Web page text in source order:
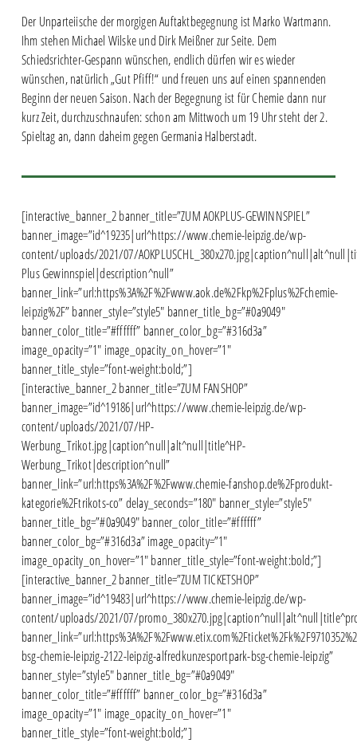
Der Unparteiische der morgigen Auftaktbegegnung ist Marko Wartmann.
Ihm stehen Michael Wilske und Dirk Meißner zur Seite. Dem
Schiedsrichter-Gespann wünschen, endlich dürfen wir es wieder
wünschen, natürlich „Gut Pfiff!“ und freuen uns auf einen spannenden
Beginn der neuen Saison. Nach der Begegnung ist für Chemie dann nur
kurz Zeit, durchzuschnaufen: schon am Mittwoch um 19 Uhr steht der 2.
Spieltag an, dann daheim gegen Germania Halberstadt.
[interactive_banner_2 banner_title=”ZUM AOKPLUS-GEWINNSPIEL”
banner_image=”id^19235|url^https://www.chemie-leipzig.de/wp-
content/uploads/2021/07/
Plus Gewinnspiel|description^null”
banner_link=”url:https%3A%2F%2Fwww.aok.de%2Fkp%2Fplus%2Fchemie-
leipzig%2F” banner_style=”style5″ banner_title_bg=”#0a9049″
banner_color_title=”#ffffff” banner_color_bg=”#316d3a”
image_opacity=”1″ image_opacity_on_hover=”1″
banner_title_style=”font-weight:bold;”]
[interactive_banner_2 banner_title=”ZUM FANSHOP”
banner_image=”id^19186|url^https://www.chemie-leipzig.de/wp-
content/uploads/2021/07/HP-
Werbung_Trikot.jpg|caption^null|alt^null|title^HP-
Werbung_Trikot|description^null”
banner_link=”url:https%3A%2F%2Fwww.chemie-fanshop.de%2Fprodukt-
kategorie%2Ftrikots-co” delay_seconds=”180″ banner_style=”style5″
banner_title_bg=”#0a9049″ banner_color_title=”#ffffff”
banner_color_bg=”#316d3a” image_opacity=”1″
image_opacity_on_hover=”1″ banner_title_style=”font-weight:bold;”]
[interactive_banner_2 banner_title=”ZUM TICKETSHOP”
banner_image=”id^19483|url^https://www.chemie-leipzig.de/wp-
content/uploads/2021/07/
bsg-chemie-leipzig-2122-leipzig-alfredkunzesportpark-bsg-chemie-leipzig”
banner_style=”style5″ banner_title_bg=”#0a9049″
banner_color_title=”#ffffff” banner_color_bg=”#316d3a”
image_opacity=”1″ image_opacity_on_hover=”1″
banner_title_style=”font-weight:bold;”]